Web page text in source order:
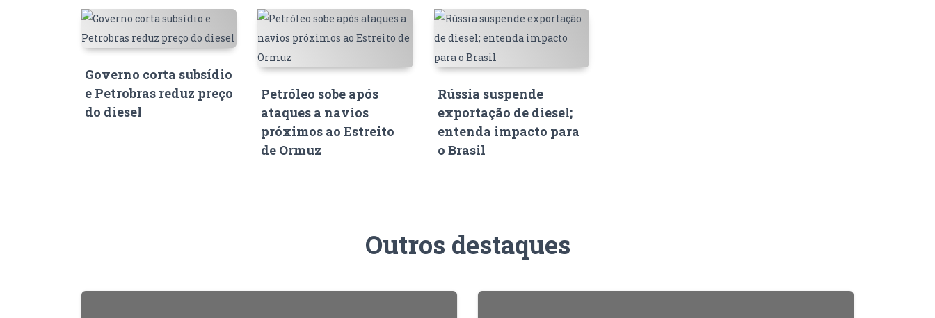
Governo corta subsídio
e Petrobras reduz preço
do diesel
Petróleo sobe após
ataques a navios
próximos ao Estreito
de Ormuz
Rússia suspende
exportação de diesel;
entenda impacto para
o Brasil
Outros destaques